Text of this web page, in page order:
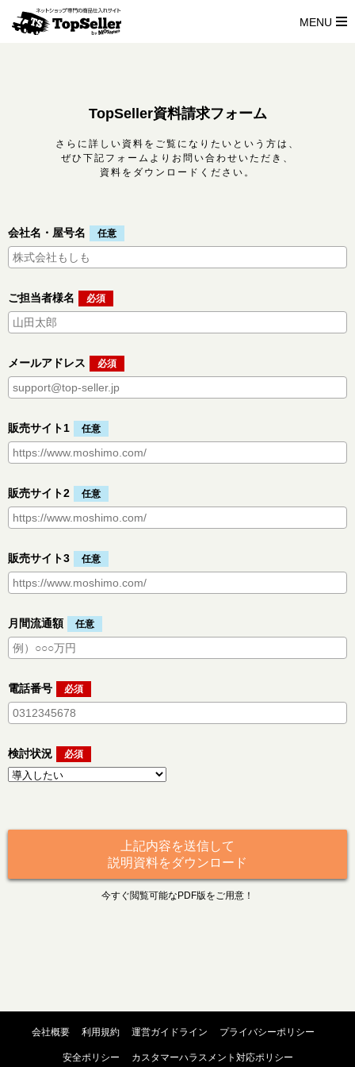
MENU
TopSeller資料請求フォーム
さらに詳しい資料をご覧になりたいという方は、
ぜひ下記フォームよりお問い合わせいただき、
資料をダウンロードください。
会社名・屋号名
ご担当者様名
メールアドレス
販売サイト1
販売サイト2
販売サイト3
月間流通額
電話番号
検討状況
上記内容を送信して
説明資料をダウンロード
今すぐ閲覧可能なPDF版をご用意！
会社概要 利用規約 運営ガイドライン プライバシーポリシー
安全ポリシー カスタマーハラスメント対応ポリシー